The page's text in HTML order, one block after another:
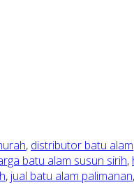
, distributor batu alam
batu alam susun sirih,
, jual batu alam palimanan,